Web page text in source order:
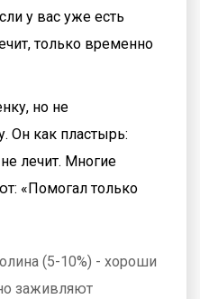
у вас уже есть
только временно
но не
Он как пластырь:
лечит. Многие
«Помогал только
(5-10%) - хороши
заживляют